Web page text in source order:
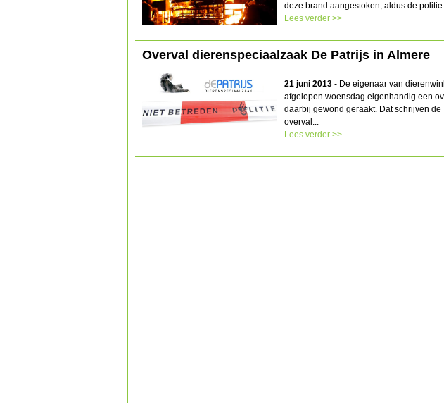
deze brand aangestoken, aldus de
Lees verder >>
Overval dierenspeciaalzaak De Patrijs in Almere
21 juni 2013 - De eigenaar van
afgelopen woensdag eigenhandig een
daarbij gewond geraakt. Dat schrijven de
overval...
Lees verder >>